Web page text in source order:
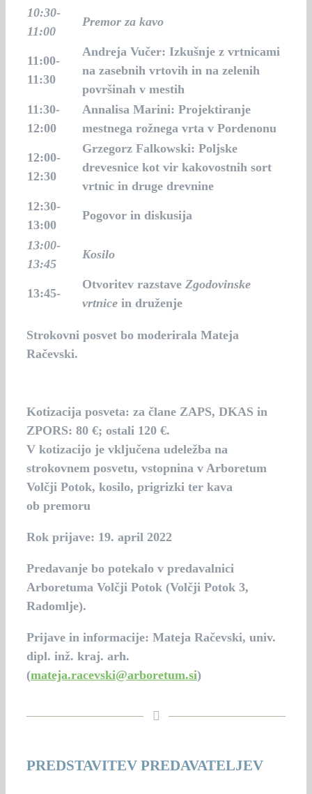
10:30-
11:00
Premor za kavo
11:00-
11:30
Andreja Vučer: Izkušnje z vrtnicami
na zasebnih vrtovih in na zelenih
površinah v mestih
11:30-
12:00
Annalisa Marini: Projektiranje
mestnega rožnega vrta v Pordenonu
12:00-
12:30
Grzegorz Falkowski: Poljske
drevesnice kot vir kakovostnih sort
vrtnic in druge drevnine
12:30-
13:00
Pogovor in diskusija
13:00-
13:45
Kosilo
13:45-
Otvoritev razstave Zgodovinske
vrtnicein druženje
Strokovni posvet bo moderirala Mateja
Račevski.
Kotizacija posveta: za člane ZAPS, DKAS in
ZPORS: 80 €; ostali 120 €.
V kotizacijo je vključena udeležba na
strokovnem posvetu, vstopnina v Arboretum
Volčji Potok, kosilo, prigrizki ter kava
ob premoru
Rok prijave: 19. april 2022
Predavanje bo potekalo v predavalnici
Arboretuma Volčji Potok (Volčji Potok 3,
Radomlje).
Prijave in informacije: Mateja Račevski, univ.
dipl. inž. kraj. arh.
(mateja.racevski@arboretum.si)
PREDSTAVITEV PREDAVATELJEV